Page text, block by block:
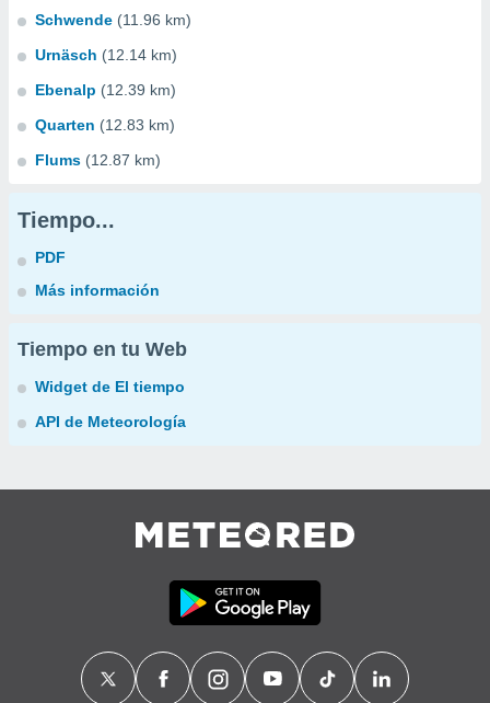
Schwende (11.96 km)
Urnäsch (12.14 km)
Ebenalp (12.39 km)
Quarten (12.83 km)
Flums (12.87 km)
Tiempo...
PDF
Más información
Tiempo en tu Web
Widget de El tiempo
API de Meteorología